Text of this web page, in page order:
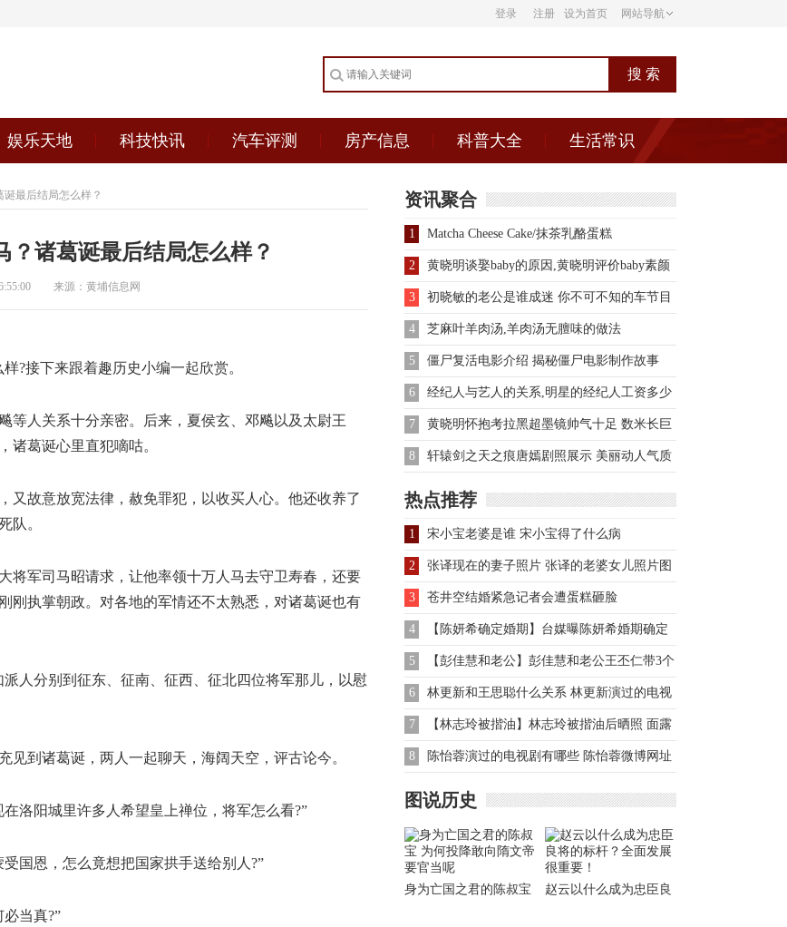
登录 注册 设为首页 网站导航
娱乐天地 科技快讯 汽车评测 房产信息 科普大全 生活常识
最后结局怎么样？
？诸葛诞最后结局怎么样？
来源：黄埔信息网
?接下来跟着趣历史小编一起欣赏。
等人关系十分亲密。后来，夏侯玄、邓飚以及太尉王
诸葛诞心里直犯嘀咕。
又故意放宽法律，赦免罪犯，以收买人心。他还收养了
队。
将军司马昭请求，让他率领十万人马去守卫寿春，还要
刚执掌朝政。对各地的军情还不太熟悉，对诸葛诞也有
人分别到征东、征南、征西、征北四位将军那儿，以慰
到诸葛诞，两人一起聊天，海阔天空，评古论今。
洛阳城里许多人希望皇上禅位，将军怎么看?”
国恩，怎么竟想把国家拱手送给别人?”
当真?”
资讯聚合
1 Matcha Cheese Cake/抹茶乳酪蛋糕
2 黄晓明谈娶baby的原因,黄晓明评价baby素颜
3 初晓敏的老公是谁成迷 你不可不知的车节目
主持人资料
4 芝麻叶羊肉汤,羊肉汤无膻味的做法
5 僵尸复活电影介绍 揭秘僵尸电影制作故事
6 经纪人与艺人的关系,明星的经纪人工资多少
7 黄晓明怀抱考拉黑超墨镜帅气十足 数米长巨
蟒缠身吓尿网友
8 轩辕剑之天之痕唐嫣剧照展示 美丽动人气质
热点推荐
1 宋小宝老婆是谁 宋小宝得了什么病
2 张译现在的妻子照片 张译的老婆女儿照片图
3 苍井空结婚紧急记者会遭蛋糕砸脸
4 【陈妍希确定婚期】台媒曝陈妍希婚期确定
7月19日与陈晓办婚礼
5 【彭佳慧和老公】彭佳慧和老公王丕仁带3个
孩子外出用餐
6 林更新和王思聪什么关系 林更新演过的电视
剧
7 【林志玲被揩油】林志玲被揩油后晒照 面露
委屈头发凌乱
8 陈怡蓉演过的电视剧有哪些 陈怡蓉微博网址
图说历史
身为亡国之君的陈叔宝
赵云以什么成为忠臣良